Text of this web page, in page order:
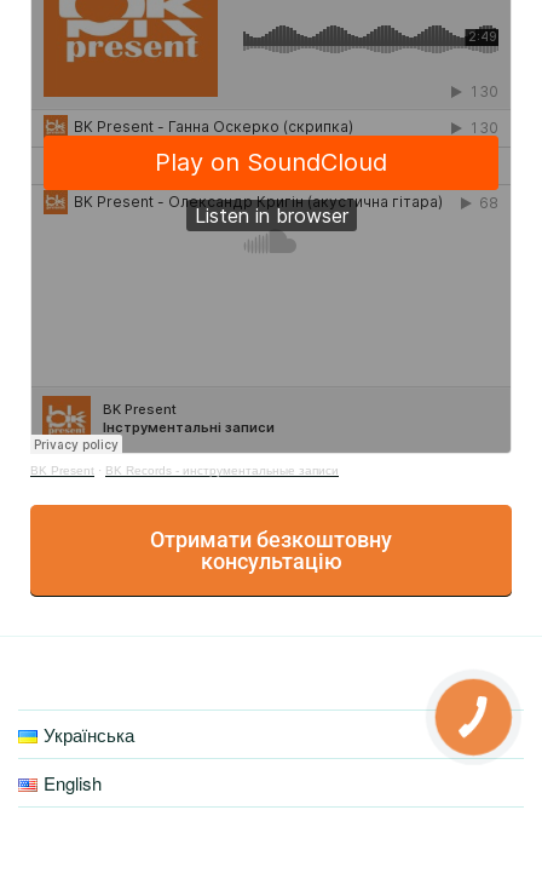
BK Present · BK Records - инструментальные записи
Отримати безкоштовну
консультацію
Українська
English